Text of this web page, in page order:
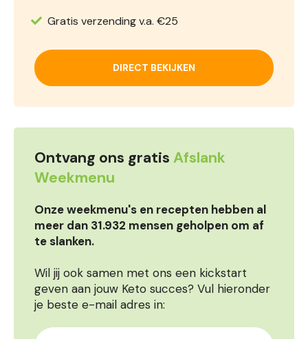
Gratis verzending v.a. €25
DIRECT BEKIJKEN
Ontvang ons gratis Afslank
Weekmenu
Onze weekmenu's en recepten hebben al
meer dan 31.932 mensen geholpen om af
te slanken.
Wil jij ook samen met ons een kickstart
geven aan jouw Keto succes? Vul hieronder
je beste e-mail adres in: